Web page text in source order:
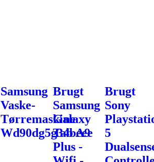
Samsung
Vaske-
Tørremaskine
Wd90dg5g34beee
Brugt
Samsung
Galaxy
Tab A9
Plus -
Brugt
Sony
5